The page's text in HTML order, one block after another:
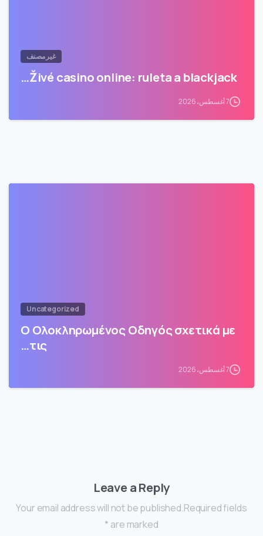
غير مصنف
Živé casino online: ruleta a blackjack…
7 أغسطس، 2026
Uncategorized
Ο Ολοκληρωμένος Οδηγός σχετικά με
τις…
7 أغسطس، 2026
Leave a Reply
Your email address will not be published.Required fields
are marked *